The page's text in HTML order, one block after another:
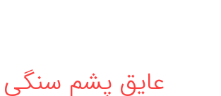
عایق پشم سنگی